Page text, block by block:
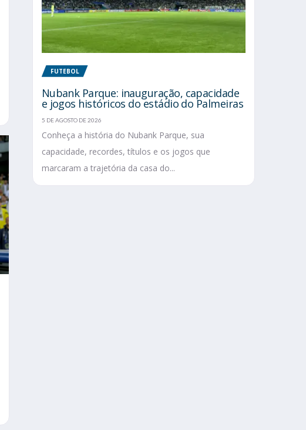
FUTEBOL
Nubank Parque: inauguração, capacidade
e jogos históricos do estádio do Palmeiras
5 DE AGOSTO DE 2026
Conheça a história do Nubank Parque, sua
capacidade, recordes, títulos e os jogos que
marcaram a trajetória da casa do...